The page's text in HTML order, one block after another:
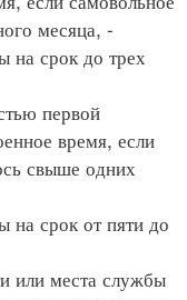
месяца, -
срок до трех
первой
время, если
свыше одних
срок от пяти до
или места службы